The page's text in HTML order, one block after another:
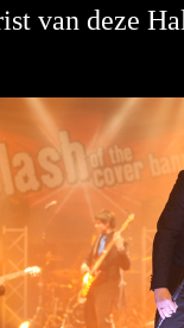
van deze